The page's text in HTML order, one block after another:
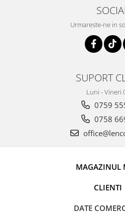
Urmareste-ne in
SUPORT
Luni - Vineri
0759
0758
MAGAZINUL
CLIENTI
DATE